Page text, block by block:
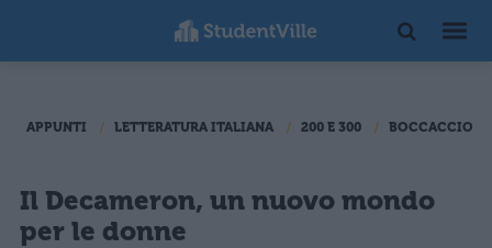
APPUNTI LETTERATURA ITALIANA 200 E 300 BOCCACCIO
Il Decameron, un nuovo mondo
per le donne